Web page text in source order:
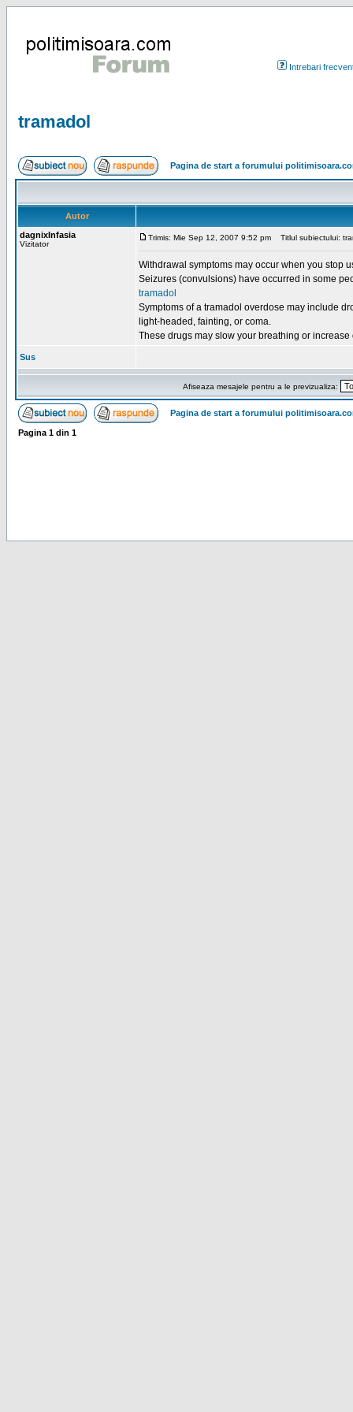
Intrebari
tramadol
Pagina de start a forumului
Autor
dagnixInfasia
Vizitator
Trimis: Mie Sep 12, 2007 9:52 pm Titlul subiectului:
Withdrawal symptoms may occur when you stop
Seizures (convulsions) have occurred in some
tramadol
Symptoms of a tramadol overdose may include
light-headed, fainting, or coma.
These drugs may slow your breathing or
Sus
Afiseaza mesajele pentru a le previzualiza:
Pagina de start a forumului
Pagina 1 din 1